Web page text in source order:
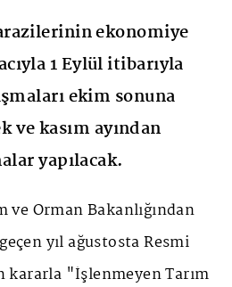
ekonomiye
1 Eylül itibarıyla
ekim sonuna
ve kasım ayından
yapılacak.
Orman Bakanlığından
yıl ağustosta Resmi
kararla "İşlenmeyen Tarım